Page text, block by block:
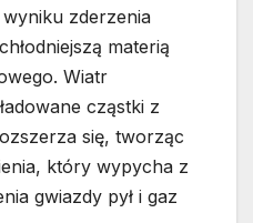
zderzenia
materią
Wiatr
cząstki z
się, tworząc
który wypycha z
gwiazdy pył i gaz